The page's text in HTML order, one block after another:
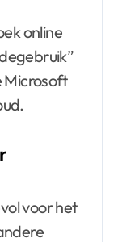
online
Microsoft
voor het